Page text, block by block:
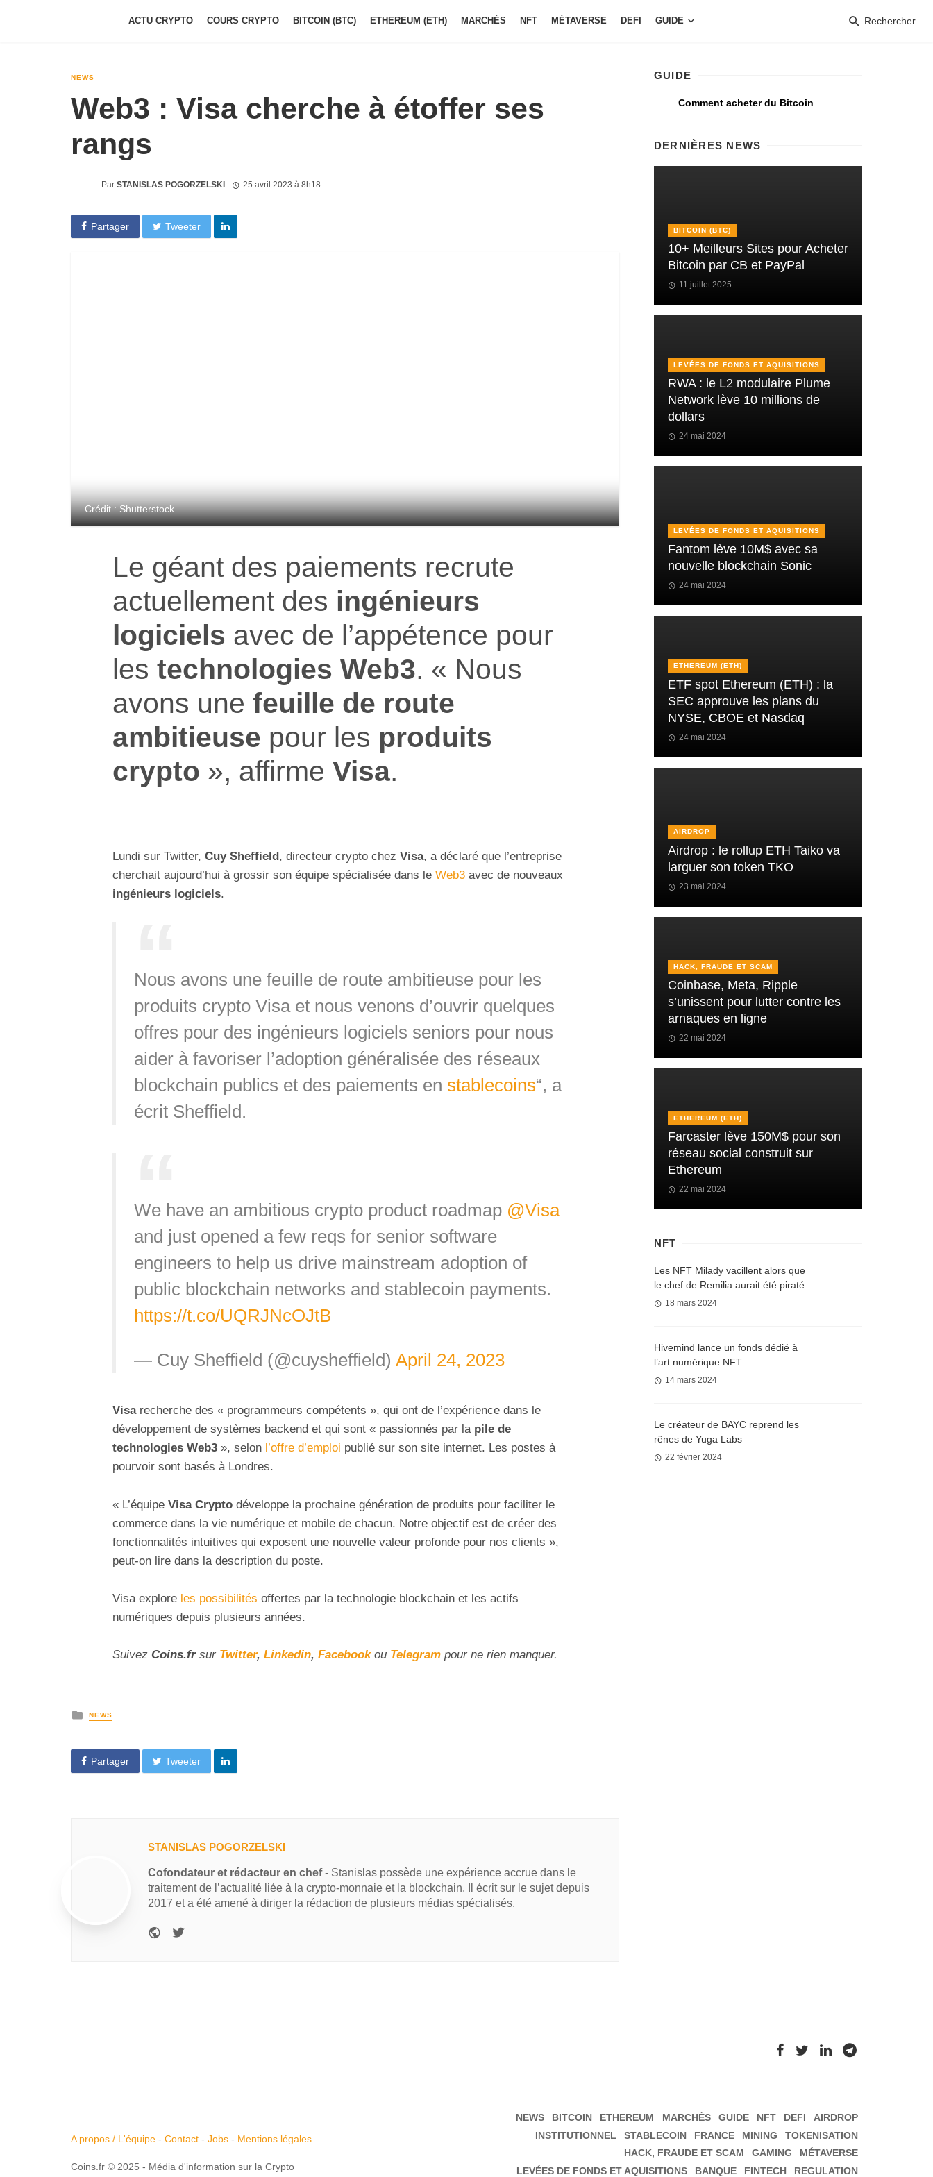
ACTU CRYPTO COURS CRYPTO BITCOIN (BTC) ETHEREUM (ETH) MARCHÉS NFT MÉTAVERSE DEFI GUIDE Rechercher
NEWS
Web3 : Visa cherche à étoffer ses
rangs
Par STANISLAS POGORZELSKI 25 avril 2023 à 8h18
Partager Tweeter
Crédit : Shutterstock
Le géant des paiements recrute
actuellement des ingénieurs
logiciels avec de l’appétence pour
les technologies Web3. « Nous
avons une feuille de route
ambitieuse pour les produits
crypto », affirme Visa.
Lundi sur Twitter, Cuy Sheffield, directeur crypto chez Visa, a déclaré que l’entreprise
cherchait aujourd’hui à grossir son équipe spécialisée dans le Web3 avec de nouveaux
ingénieurs logiciels.
Nous avons une feuille de route ambitieuse pour les
produits crypto Visa et nous venons d’ouvrir quelques
offres pour des ingénieurs logiciels seniors pour nous
aider à favoriser l’adoption généralisée des réseaux
blockchain publics et des paiements en stablecoins“, a
écrit Sheffield.
We have an ambitious crypto product roadmap @Visa
and just opened a few reqs for senior software
engineers to help us drive mainstream adoption of
public blockchain networks and stablecoin payments.
https://t.co/UQRJNcOJtB
— Cuy Sheffield (@cuysheffield) April 24, 2023
Visarecherche des « programmeurs compétents », qui ont de l’expérience dans le
développement de systèmes backend et qui sont « passionnés par la pile de
technologies Web3 », selon l’offre d’emploi publié sur son site internet. Les postes à
pourvoir sont basés à Londres.
« L’équipe Visa Crypto développe la prochaine génération de produits pour faciliter le
commerce dans la vie numérique et mobile de chacun. Notre objectif est de créer des
fonctionnalités intuitives qui exposent une nouvelle valeur profonde pour nos clients »,
peut-on lire dans la description du poste.
Visa explore les possibilités offertes par la technologie blockchain et les actifs
numériques depuis plusieurs années.
Suivez Coins.fr sur Twitter, Linkedin, Facebookou Telegram pour ne rien manquer.
NEWS
Partager Tweeter
STANISLAS POGORZELSKI
Cofondateur et rédacteur en chef- Stanislas possède une expérience accrue dans le
traitement de l’actualité liée à la crypto-monnaie et la blockchain. Il écrit sur le sujet depuis
2017 et a été amené à diriger la rédaction de plusieurs médias spécialisés.
GUIDE
Comment acheter du Bitcoin
DERNIÈRES NEWS
BITCOIN (BTC)
10+ Meilleurs Sites pour Acheter
Bitcoin par CB et PayPal
11 juillet 2025
LEVÉES DE FONDS ET AQUISITIONS
RWA : le L2 modulaire Plume
Network lève 10 millions de
dollars
24 mai 2024
LEVÉES DE FONDS ET AQUISITIONS
Fantom lève 10M$ avec sa
nouvelle blockchain Sonic
24 mai 2024
ETHEREUM (ETH)
ETF spot Ethereum (ETH) : la
SEC approuve les plans du
NYSE, CBOE et Nasdaq
24 mai 2024
AIRDROP
Airdrop : le rollup ETH Taiko va
larguer son token TKO
23 mai 2024
HACK, FRAUDE ET SCAM
Coinbase, Meta, Ripple
s’unissent pour lutter contre les
arnaques en ligne
22 mai 2024
ETHEREUM (ETH)
Farcaster lève 150M$ pour son
réseau social construit sur
Ethereum
22 mai 2024
NFT
Les NFT Milady vacillent alors que
le chef de Remilia aurait été piraté
18 mars 2024
Hivemind lance un fonds dédié à
l’art numérique NFT
14 mars 2024
Le créateur de BAYC reprend les
rênes de Yuga Labs
22 février 2024
A propos / L'équipe - Contact - Jobs - Mentions légales
Coins.fr © 2025 - Média d'information sur la Crypto
NEWS BITCOIN ETHEREUM MARCHÉS GUIDE NFT DEFI
AIRDROP
INSTITUTIONNEL
STABLECOIN FRANCE MINING
TOKENISATION
HACK, FRAUDE ET SCAM
GAMING
MÉTAVERSE
LEVÉES DE FONDS ET AQUISITIONS
BANQUE FINTECH REGULATION